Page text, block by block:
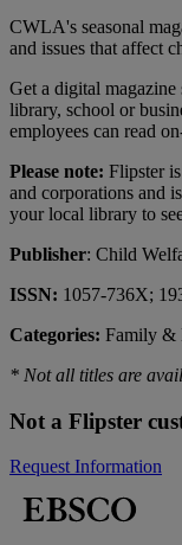
CWLA's seasonal
and issues that affect
Get a digital
library, school or
employees can read
Please note: Flipster
and corporations and
your local library to
Publisher: Child
ISSN: 1057-736X;
Categories: Family &
* Not all titles are
Not a Flipster
Request Information